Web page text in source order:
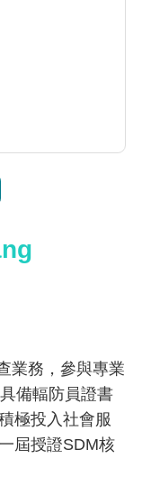
業務，參與專業
備輻防員證書
極投入社會服
屆授證SDM核